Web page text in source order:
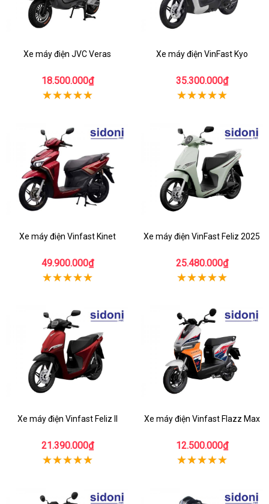
Xe máy điện JVC Veras
18.500.000₫
Xe máy điện VinFast Kyo
35.300.000₫
Xe máy điện Vinfast Kinet
49.900.000₫
Xe máy điện VinFast Feliz 2025
25.480.000₫
Xe máy điện Vinfast Feliz II
21.390.000₫
Xe máy điện Vinfast Flazz Max
12.500.000₫